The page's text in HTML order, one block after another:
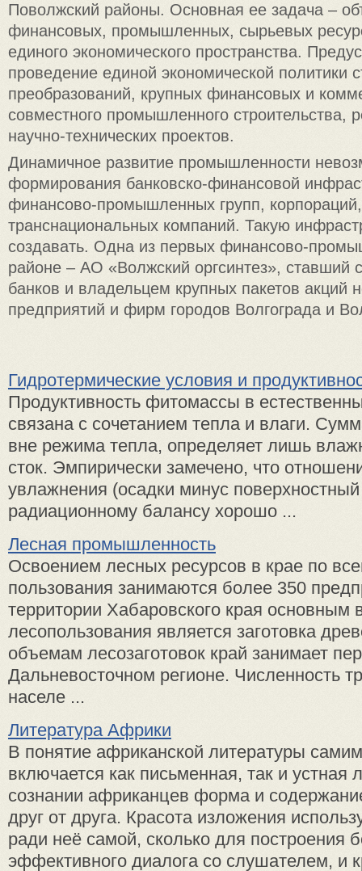
Поволжский районы. Основная ее задача –
финансовых, промышленных, сырьевых
единого экономического пространства.
проведение единой экономической политики
преобразований, крупных финансовых и
совместного промышленного строительства,
научно-технических проектов.
Динамичное развитие промышленности
формирования банковско-финансовой
финансово-промышленных групп,
транснациональных компаний. Такую
создавать. Одна из первых финансово-
районе – АО «Волжский оргсинтез», ставший
банков и владельцем крупных пакетов акций
предприятий и фирм городов Волгограда и
Гидротермические условия и
Продуктивность фитомассы в
связана с сочетанием тепла и влаги.
вне режима тепла, определяет лишь
сток. Эмпирически замечено, что
увлажнения (осадки минус поверхностный
радиационному балансу хорошо ...
Лесная промышленность
Освоением лесных ресурсов в крае по
пользования занимаются более 350
территории Хабаровского края основным
лесопользования является заготовка
объемам лесозаготовок край занимает
Дальневосточном регионе. Численность
населе ...
Литература Африки
В понятие африканской литературы
включается как письменная, так и устная
сознании африканцев форма и
друг от друга. Красота изложения
ради неё самой, сколько для построения
эффективного диалога со слушателем, и